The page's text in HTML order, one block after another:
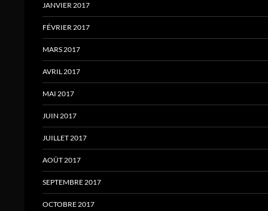
JANVIER 2017
FÉVRIER 2017
MARS 2017
AVRIL 2017
MAI 2017
JUIN 2017
JUILLET 2017
AOÛT 2017
SEPTEMBRE 2017
OCTOBRE 2017